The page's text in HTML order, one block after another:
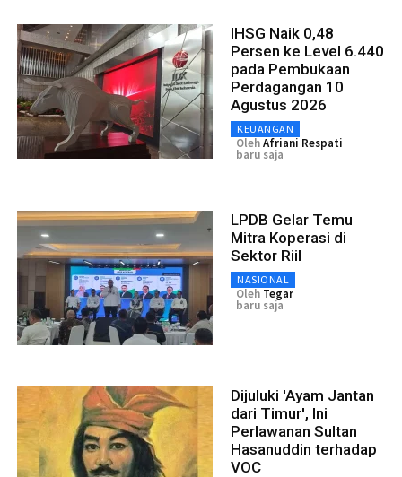
IHSG Naik 0,48
Persen ke Level 6.440
pada Pembukaan
Perdagangan 10
Agustus 2026
KEUANGAN
OlehAfriani Respati
baru saja
LPDB Gelar Temu
Mitra Koperasi di
Sektor Riil
NASIONAL
Oleh Tegar
baru saja
Dijuluki 'Ayam Jantan
dari Timur', Ini
Perlawanan Sultan
Hasanuddin terhadap
VOC